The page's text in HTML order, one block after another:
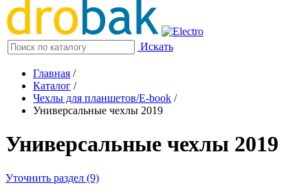
Искать
Главная /
Каталог /
Чехлы для планшетов/E-book /
Универсальные чехлы 2019
Универсальные чехлы 2019
Уточнить раздел (9)